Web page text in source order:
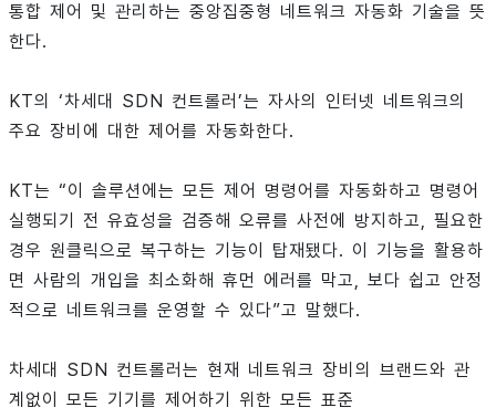
통합 제어 및 관리하는 중앙집중형 네트워크 자동화 기술을 뜻
한다.
KT의 ‘차세대 SDN 컨트롤러’는 자사의 인터넷 네트워크의
주요 장비에 대한 제어를 자동화한다.
KT는 “이 솔루션에는 모든 제어 명령어를 자동화하고 명령어
실행되기 전 유효성을 검증해 오류를 사전에 방지하고, 필요한
경우 원클릭으로 복구하는 기능이 탑재됐다. 이 기능을 활용하
면 사람의 개입을 최소화해 휴먼 에러를 막고, 보다 쉽고 안정
적으로 네트워크를 운영할 수 있다”고 말했다.
차세대 SDN 컨트롤러는 현재 네트워크 장비의 브랜드와 관
계없이 모든 기기를 제어하기 위한 모든 표준